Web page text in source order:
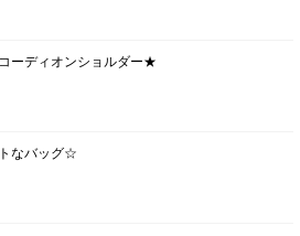
ーディオンショルダー★
なバッグ☆